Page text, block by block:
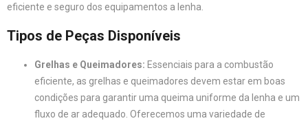
eficiente e seguro dos equipamentos a lenha.
Tipos de Peças Disponíveis
Grelhas e Queimadores: Essenciais para a combustão
eficiente, as grelhas e queimadores devem estar em boas
condições para garantir uma queima uniforme da lenha e um
fluxo de ar adequado. Oferecemos uma variedade de